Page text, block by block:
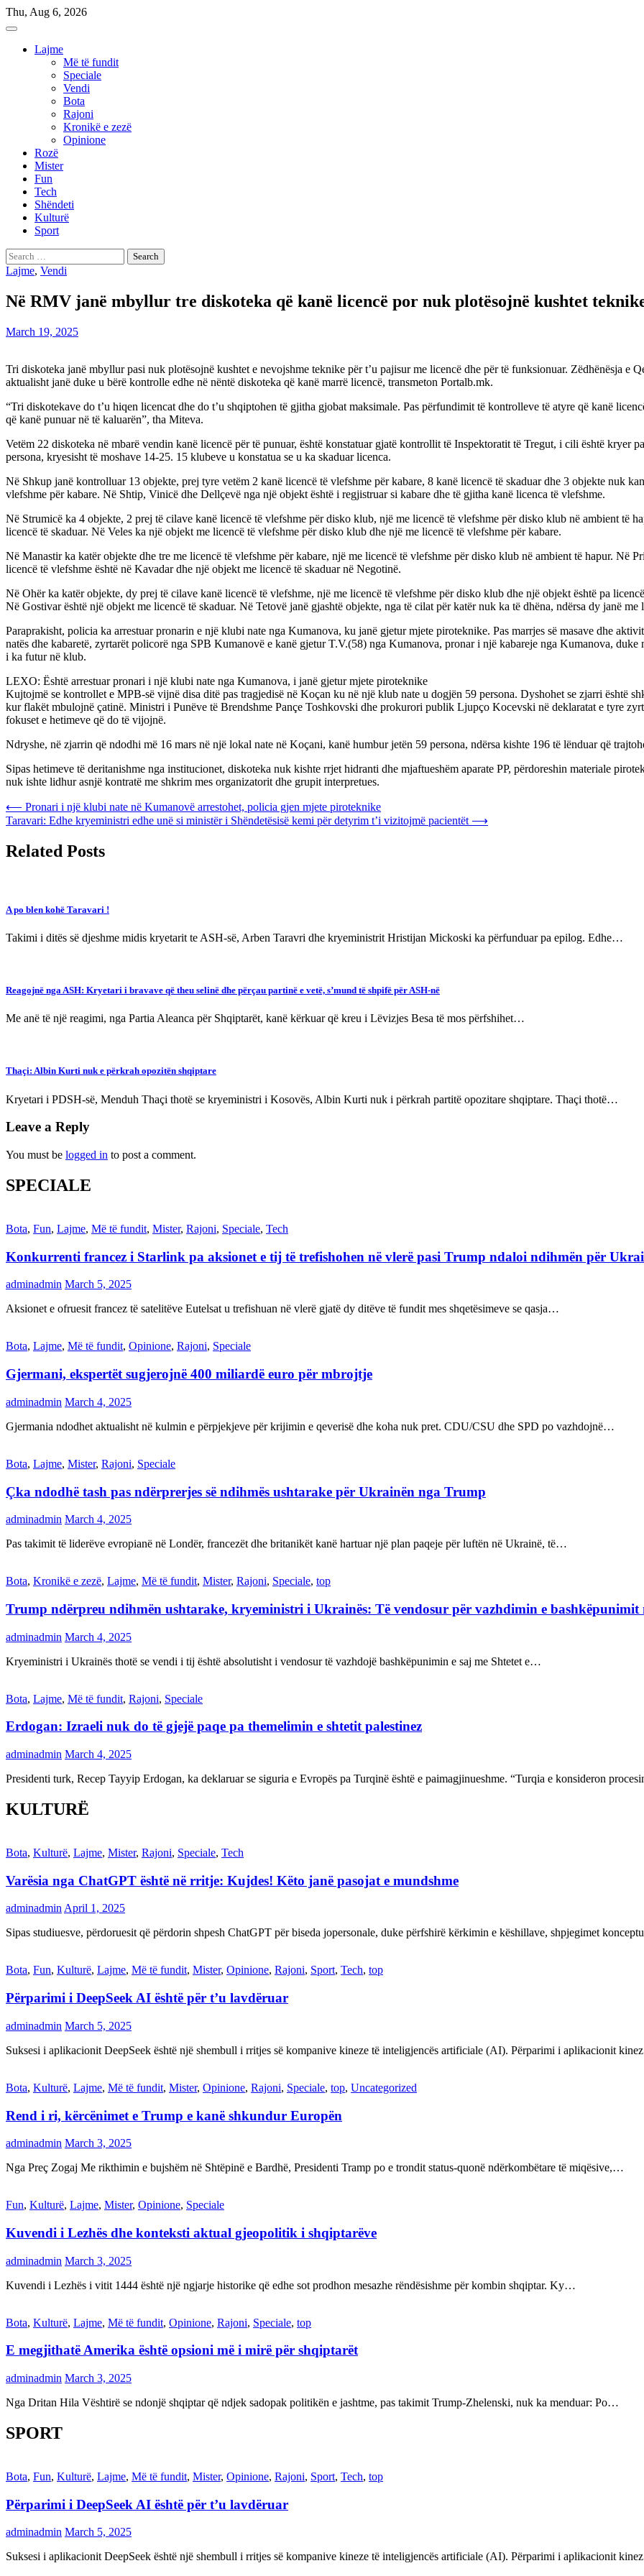
Skip
to
Thu, Aug 6, 2026
Lajme
Më të fundit
Speciale
Vendi
Bota
Rajoni
Kronikë e zezë
Opinione
Rozë
Mister
Fun
Tech
Shëndeti
Kulturë
Sport
Search
for:
Lajme, Vendi
Në RMV janë mbyllur tre diskoteka që kanë licencë por nuk plotësojnë kushtet
March 19, 2025
Tri diskoteka janë mbyllur pasi nuk plotësojnë kushtet e nevojshme teknike për t’u pajisur me licencë dhe për të funksionuar. Zëdhënësja e
aktualisht janë duke u bërë kontrolle edhe në nëntë diskoteka që kanë marrë licencë, transmeton Portalb.mk.
“Tri diskotekave do t’u hiqen licencat dhe do t’u shqiptohen të gjitha gjobat maksimale. Pas përfundimit të kontrolleve të atyre që kanë
që kanë punuar në të kaluarën”, tha Miteva.
Vetëm 22 diskoteka në mbarë vendin kanë licencë për të punuar, është konstatuar gjatë kontrollit të Inspektoratit të Tregut, i cili është kryer
persona, kryesisht të moshave 14-25. 15 klubeve u konstatua se u ka skaduar licenca.
Në Shkup janë kontrolluar 13 objekte, prej tyre vetëm 2 kanë licencë të vlefshme për kabare, 8 kanë licencë të skaduar dhe 3 objekte nuk
vlefshme për kabare. Në Shtip, Vinicë dhe Dellçevë nga një objekt është i regjistruar si kabare dhe të gjitha kanë licenca të vlefshme.
Në Strumicë ka 4 objekte, 2 prej të cilave kanë licencë të vlefshme për disko klub, një me licencë të vlefshme për disko klub në ambient të
licencë të skaduar. Në Veles ka një objekt me licencë të vlefshme për disko klub dhe një me licencë të vlefshme për kabare.
Në Manastir ka katër objekte dhe tre me licencë të vlefshme për kabare, një me licencë të vlefshme për disko klub në ambient të hapur. Në
licencë të vlefshme është në Kavadar dhe një objekt me licencë të skaduar në Negotinë.
Në Ohër ka katër objekte, dy prej të cilave kanë licencë të vlefshme, një me licencë të vlefshme për disko klub dhe një objekt është pa
Në Gostivar është një objekt me licencë të skaduar. Në Tetovë janë gjashtë objekte, nga të cilat për katër nuk ka të dhëna, ndërsa dy janë me
Paraprakisht, policia ka arrestuar pronarin e një klubi nate nga Kumanova, ku janë gjetur mjete piroteknike. Pas marrjes së masave dhe
natës dhe kabaretë, zyrtarët policorë nga SPB Kumanovë e kanë gjetur T.V.(58) nga Kumanova, pronar i një kabareje nga Kumanova, duke
i ka futur në klub.
LEXO: Është arrestuar pronari i një klubi nate nga Kumanova, i janë gjetur mjete piroteknike
Kujtojmë se kontrollet e MPB-së vijnë disa ditë pas tragjedisë në Koçan ku në një klub nate u dogjën 59 persona. Dyshohet se zjarri është
kur flakët mbulojnë çatinë. Ministri i Punëve të Brendshme Pançe Toshkovski dhe prokurori publik Ljupço Kocevski në deklaratat e tyre
fokuset e hetimeve që do të vijojnë.
Ndryshe, në zjarrin që ndodhi më 16 mars në një lokal nate në Koçani, kanë humbur jetën 59 persona, ndërsa kishte 196 të lënduar që
Sipas hetimeve të deritanishme nga institucionet, diskoteka nuk kishte rrjet hidranti dhe mjaftueshëm aparate PP, përdoreshin materiale
nuk ishte lidhur asnjë kontratë me shkrim mes organizatorit dhe grupit interpretues.
Post
navigation
⟵ Pronari i një klubi nate në Kumanovë arrestohet, policia gjen mjete piroteknike
Taravari: Edhe kryeministri edhe unë si ministër i Shëndetësisë kemi për detyrim t’i vizitojmë pacientët ⟶
Related Posts
A po blen kohë Taravari !
Takimi i ditës së djeshme midis kryetarit te ASH-së, Arben Taravri dhe kryeministrit Hristijan Mickoski ka përfunduar pa epilog. Edhe…
Reagojnë nga ASH: Kryetari i bravave që theu selinë dhe përçau partinë e vetë, s’mund të shpifë për ASH-në
Me anë të një reagimi, nga Partia Aleanca për Shqiptarët, kanë kërkuar që kreu i Lëvizjes Besa të mos përfshihet…
Thaçi: Albin Kurti nuk e përkrah opozitën shqiptare
Kryetari i PDSH-së, Menduh Thaçi thotë se kryeministri i Kosovës, Albin Kurti nuk i përkrah partitë opozitare shqiptare. Thaçi thotë…
Leave a Reply
You must be logged in to post a comment.
SPECIALE
Bota, Fun, Lajme, Më të fundit, Mister, Rajoni, Speciale, Tech
Konkurrenti francez i Starlink pa aksionet e tij të trefishohen në vlerë pasi Trump ndaloi ndihmën për
adminadmin March 5, 2025
Aksionet e ofruesit francez të satelitëve Eutelsat u trefishuan në vlerë gjatë dy ditëve të fundit mes shqetësimeve se qasja…
Bota, Lajme, Më të fundit, Opinione, Rajoni, Speciale
Gjermani, ekspertët sugjerojnë 400 miliardë euro për mbrojtje
adminadmin March 4, 2025
Gjermania ndodhet aktualisht në kulmin e përpjekjeve për krijimin e qeverisë dhe koha nuk pret. CDU/CSU dhe SPD po vazhdojnë…
Bota, Lajme, Mister, Rajoni, Speciale
Çka ndodhë tash pas ndërprerjes së ndihmës ushtarake për Ukrainën nga Trump
adminadmin March 4, 2025
Pas takimit të liderëve evropianë në Londër, francezët dhe britanikët kanë hartuar një plan paqeje për luftën në Ukrainë, të…
Bota, Kronikë e zezë, Lajme, Më të fundit, Mister, Rajoni, Speciale, top
Trump ndërpreu ndihmën ushtarake, kryeministri i Ukrainës: Të vendosur për vazhdimin e bashkëpunimit
adminadmin March 4, 2025
Kryeministri i Ukrainës thotë se vendi i tij është absolutisht i vendosur të vazhdojë bashkëpunimin e saj me Shtetet e…
Bota, Lajme, Më të fundit, Rajoni, Speciale
Erdogan: Izraeli nuk do të gjejë paqe pa themelimin e shtetit palestinez
adminadmin March 4, 2025
Presidenti turk, Recep Tayyip Erdogan, ka deklaruar se siguria e Evropës pa Turqinë është e paimagjinueshme. “Turqia e konsideron
KULTURË
Bota, Kulturë, Lajme, Mister, Rajoni, Speciale, Tech
Varësia nga ChatGPT është në rritje: Kujdes! Këto janë pasojat e mundshme
adminadmin April 1, 2025
Sipas studiuesve, përdoruesit që përdorin shpesh ChatGPT për biseda jopersonale, duke përfshirë kërkimin e këshillave, shpjegimet
Bota, Fun, Kulturë, Lajme, Më të fundit, Mister, Opinione, Rajoni, Sport, Tech, top
Përparimi i DeepSeek AI është për t’u lavdëruar
adminadmin March 5, 2025
Suksesi i aplikacionit DeepSeek është një shembull i rritjes së kompanive kineze të inteligjencës artificiale (AI). Përparimi i aplikacionit
Bota, Kulturë, Lajme, Më të fundit, Mister, Opinione, Rajoni, Speciale, top, Uncategorized
Rend i ri, kërcënimet e Trump e kanë shkundur Europën
adminadmin March 3, 2025
Nga Preç Zogaj Me rikthimin e bujshëm në Shtëpinë e Bardhë, Presidenti Tramp po e trondit status-quonë ndërkombëtare të miqësive,…
Fun, Kulturë, Lajme, Mister, Opinione, Speciale
Kuvendi i Lezhës dhe konteksti aktual gjeopolitik i shqiptarëve
adminadmin March 3, 2025
Kuvendi i Lezhës i vitit 1444 është një ngjarje historike që edhe sot prodhon mesazhe rëndësishme për kombin shqiptar. Ky…
Bota, Kulturë, Lajme, Më të fundit, Opinione, Rajoni, Speciale, top
E megjithatë Amerika është opsioni më i mirë për shqiptarët
adminadmin March 3, 2025
Nga Dritan Hila Vështirë se ndonjë shqiptar që ndjek sadopak politikën e jashtme, pas takimit Trump-Zhelenski, nuk ka menduar: Po…
SPORT
Bota, Fun, Kulturë, Lajme, Më të fundit, Mister, Opinione, Rajoni, Sport, Tech, top
Përparimi i DeepSeek AI është për t’u lavdëruar
adminadmin March 5, 2025
Suksesi i aplikacionit DeepSeek është një shembull i rritjes së kompanive kineze të inteligjencës artificiale (AI). Përparimi i aplikacionit